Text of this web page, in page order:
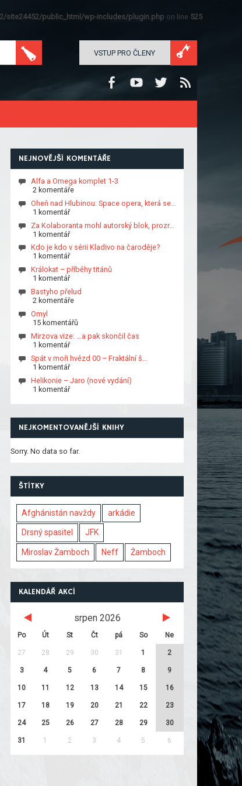
site24452/public_html/wp-includes/plugin.php on line 525
VSTUP PRO ČLENY
NEJNOVĚJŠÍ KOMENTÁŘE
Alfa a Omega komplet 1-3
2 komentáře
Oheň nad Hlubinou: Space opera, která se…
1 komentář
Za Kolaboranta mohl autorský blok, prozr…
1 komentář
Kdo je kdo v sérii Kladivo na čaroděje?
1 komentář
Králokat – příběhy titánů
1 komentář
Bastyho přelud
2 komentáře
Omyl
15 komentářů
Mirzova vize: …a pak skončil čas
1 komentář
Spát v moři hvězd 00 – Fraktální š…
1 komentář
Helikonie – Jaro (nové vydání)
1 komentář
NEJKOMENTOVANĚJŠÍ KNIHY
Sorry. No data so far.
ŠTÍTKY
Afghánistán navždy arkádie
Drsný spasitel JFK
Miroslav Žamboch Neff Žamboch
KALENDÁŘ AKCÍ
srpen 2026
Po Út St Čt pá So Ne
27 28 29 30 31 1 2
3 4 5 6 7 8 9
10 11 12 13 14 15 16
17 18 19 20 21 22 23
24 25 26 27 28 29 30
31 1 2 3 4 5 6